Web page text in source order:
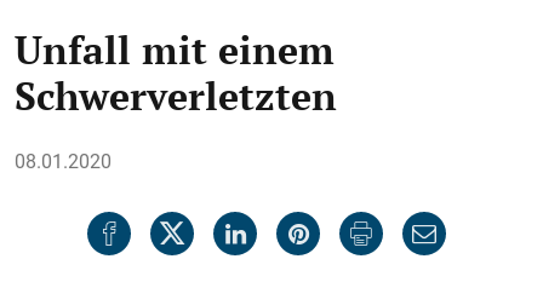
Unfall mit einem
Schwerverletzten
08.01.2020